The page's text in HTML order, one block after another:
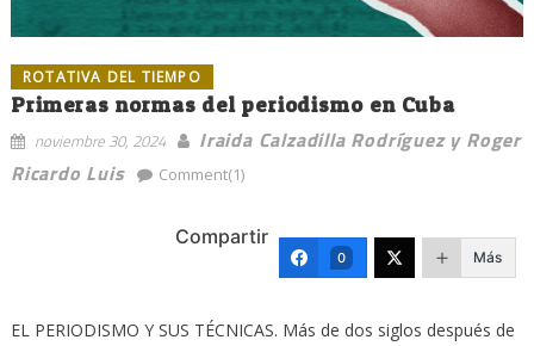
ROTATIVA DEL TIEMPO
Primeras normas del periodismo en Cuba
noviembre 30, 2024
Iraida Calzadilla Rodríguez y Roger
Ricardo Luis
Comment(1)
Compartir
0 Más
EL PERIODISMO Y SUS TÉCNICAS. Más de dos siglos después de